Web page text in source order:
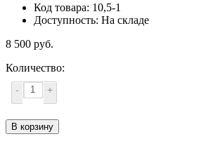
Код товара: 10,5-1
Доступность: На складе
8 500 руб.
Количество:
- +
В корзину